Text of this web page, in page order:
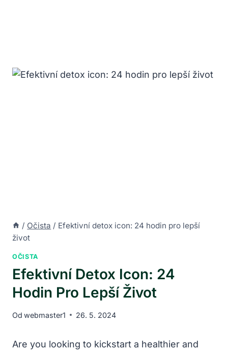
/ Očista / Efektivní detox icon: 24 hodin pro lepší
život
OČISTA
Efektivní Detox Icon: 24
Hodin Pro Lepší Život
Od webmaster1 26. 5. 2024
Are you looking to kickstart a healthier and